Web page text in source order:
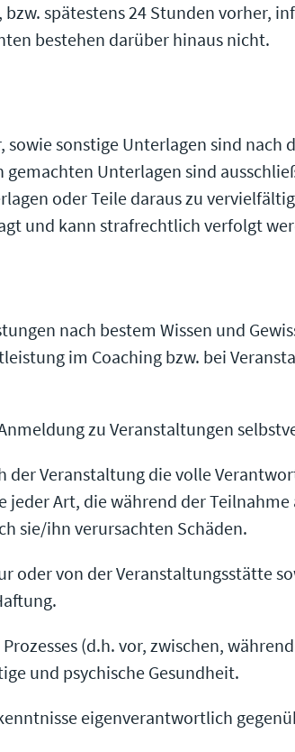
spätestens 24 Stunden vorher,
bestehen darüber hinaus nicht.
sonstige Unterlagen sind nach
Unterlagen sind
oder Teile daraus zu
und kann strafrechtlich verfolgt
nach bestem Wissen und
im Coaching bzw. bei
zu Veranstaltungen
Veranstaltung die volle
Art, die während der
sie/ihn verursachten Schäden.
oder von der Veranstaltungsstätte
(d.h. vor, zwischen,
und psychische Gesundheit.
eigenverantwortlich